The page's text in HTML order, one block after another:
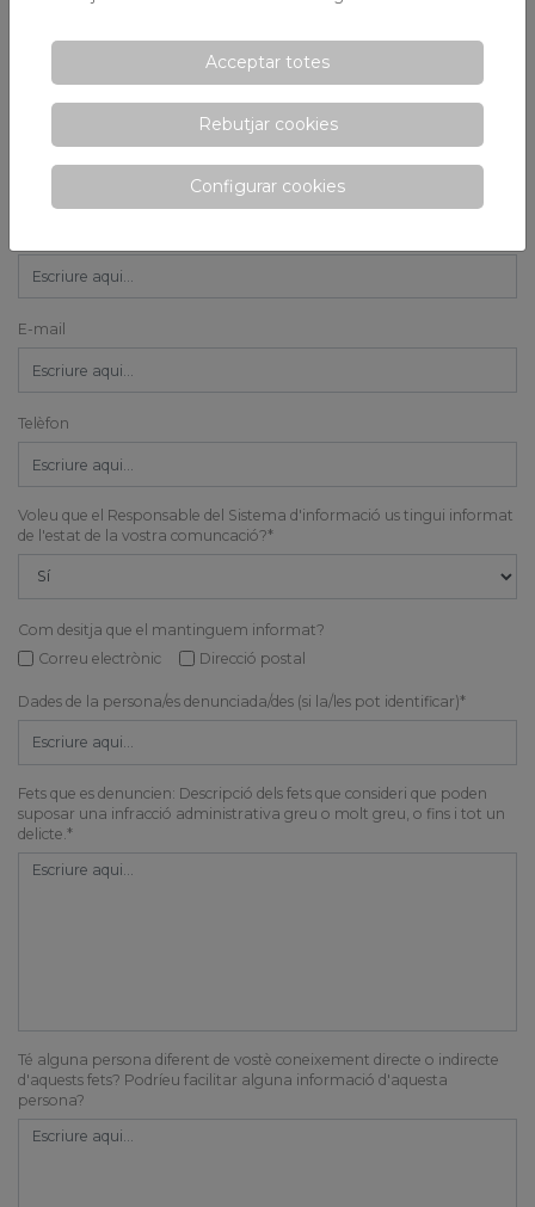
Forma de pagament
Número d'identificació
E-mail
Telèfon
Voleu que el Responsable del Sistema d'informació us tingui informat
de l'estat de la vostra comuncació?*
Com desitja que el mantinguem informat?
Correu electrònic
Direcció postal
Dades de la persona/es denunciada/des (si la/les pot identificar)*
Fets que es denuncien: Descripció dels fets que consideri que poden
suposar una infracció administrativa greu o molt greu, o fins i tot un
delicte.*
Té alguna persona diferent de vostè coneixement directe o indirecte
d'aquests fets? Podríeu facilitar alguna informació d'aquesta
persona?
Acceptar totes
Rebutjar cookies
Configurar cookies